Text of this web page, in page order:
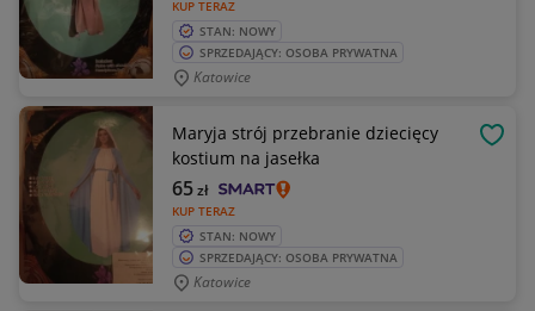
KUP TERAZ
STAN: NOWY
SPRZEDAJĄCY: OSOBA PRYWATNA
Katowice
Maryja strój przebranie dziecięcy
kostium na jasełka
KUP TERAZ
65zł
STAN: NOWY
SPRZEDAJĄCY: OSOBA PRYWATNA
Katowice